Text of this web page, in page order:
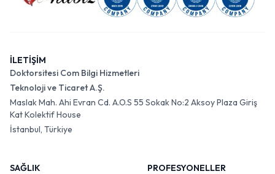
İLETİŞİM
Doktorsitesi Com Bilgi Hizmetleri
Teknoloji ve Ticaret A.Ş.
Maslak Mah. Ahi Evran Cd. A.O.S 55 Sokak No:2 Aksoy Plaza Giriş
Kat Kolektif House
İstanbul, Türkiye
SAĞLIK
PROFESYONELLER